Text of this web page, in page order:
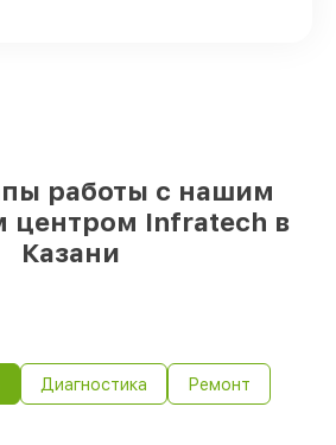
ответственность за
произошло по нашей
восстановление.
до 36 месяцев на
устройств
гарантийного талона и
работы с нашим
центром Infratech в
Казани
Диагностика Ремонт